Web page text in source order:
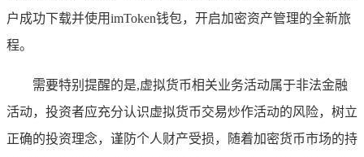
户成功下载并使用imToken钱包，开启加密资产管理的全新旅
程。
需要特别提醒的是,虚拟货币相关业务活动属于非法金融
活动，投资者应充分认识虚拟货币交易炒作活动的风险，树立
正确的投资理念，谨防个人财产受损，随着加密货币市场的持